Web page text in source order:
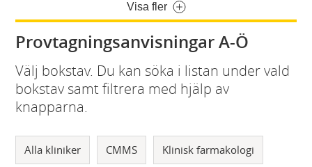
Visa fler
Provtagningsanvisningar A-Ö
Välj bokstav. Du kan söka i listan under vald
bokstav samt filtrera med hjälp av
knapparna.
Alla kliniker CMMS Klinisk farmakologi